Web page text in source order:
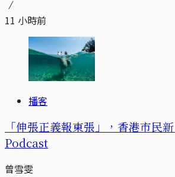
11 小時前
播客
「伸張正義報東張」，香港市民
Podcast
曾雪雯